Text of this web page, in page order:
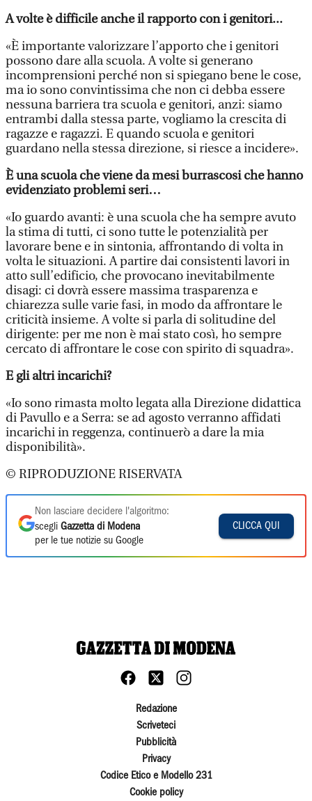
A volte è difficile anche il rapporto con i genitori...
«È importante valorizzare l’apporto che i genitori
possono dare alla scuola. A volte si generano
incomprensioni perché non si spiegano bene le cose,
ma io sono convintissima che non ci debba essere
nessuna barriera tra scuola e genitori, anzi: siamo
entrambi dalla stessa parte, vogliamo la crescita di
ragazze e ragazzi. E quando scuola e genitori
guardano nella stessa direzione, si riesce a incidere».
È una scuola che viene da mesi burrascosi che hanno
evidenziato problemi seri…
«Io guardo avanti: è una scuola che ha sempre avuto
la stima di tutti, ci sono tutte le potenzialità per
lavorare bene e in sintonia, affrontando di volta in
volta le situazioni. A partire dai consistenti lavori in
atto sull’edificio, che provocano inevitabilmente
disagi: ci dovrà essere massima trasparenza e
chiarezza sulle varie fasi, in modo da affrontare le
criticità insieme. A volte si parla di solitudine del
dirigente: per me non è mai stato così, ho sempre
cercato di affrontare le cose con spirito di squadra».
E gli altri incarichi?
«Io sono rimasta molto legata alla Direzione didattica
di Pavullo e a Serra: se ad agosto verranno affidati
incarichi in reggenza, continuerò a dare la mia
disponibilità».
© RIPRODUZIONE RISERVATA
Non lasciare decidere l'algoritmo:
scegli Gazzetta di Modena
per le tue notizie su Google
CLICCA QUI
Redazione
Scriveteci
Pubblicità
Privacy
Codice Etico e Modello 231
Cookie policy